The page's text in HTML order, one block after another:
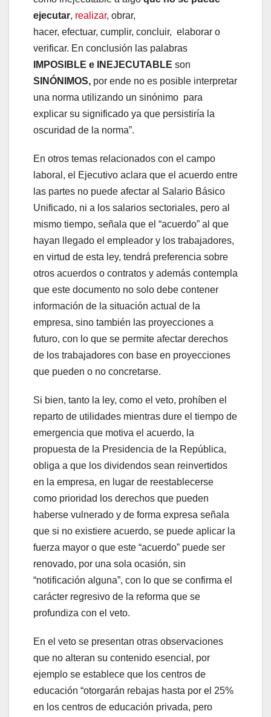
ejecutar, realizar, obrar,
hacer, efectuar, cumplir, concluir, elaborar o
verificar. En conclusión las palabras
IMPOSIBLE e INEJECUTABLE son
SINÓNIMOS, por ende no es posible interpretar
una norma utilizando un sinónimo para
explicar su significado ya que persistiría la
oscuridad de la norma”.
En otros temas relacionados con el campo
laboral, el Ejecutivo aclara que el acuerdo entre
las partes no puede afectar al Salario Básico
Unificado, ni a los salarios sectoriales, pero al
mismo tiempo, señala que el “acuerdo” al que
hayan llegado el empleador y los trabajadores,
en virtud de esta ley, tendrá preferencia sobre
otros acuerdos o contratos y además contempla
que este documento no solo debe contener
información de la situación actual de la
empresa, sino también las proyecciones a
futuro, con lo que se permite afectar derechos
de los trabajadores con base en proyecciones
que pueden o no concretarse.
Si bien, tanto la ley, como el veto, prohíben el
reparto de utilidades mientras dure el tiempo de
emergencia que motiva el acuerdo, la
propuesta de la Presidencia de la República,
obliga a que los dividendos sean reinvertidos
en la empresa, en lugar de reestablecerse
como prioridad los derechos que pueden
haberse vulnerado y de forma expresa señala
que si no existiere acuerdo, se puede aplicar la
fuerza mayor o que este “acuerdo” puede ser
renovado, por una sola ocasión, sin
“notificación alguna”, con lo que se confirma el
carácter regresivo de la reforma que se
profundiza con el veto.
En el veto se presentan otras observaciones
que no alteran su contenido esencial, por
ejemplo se establece que los centros de
educación “otorgarán rebajas hasta por el 25%
en los centros de educación privada, pero